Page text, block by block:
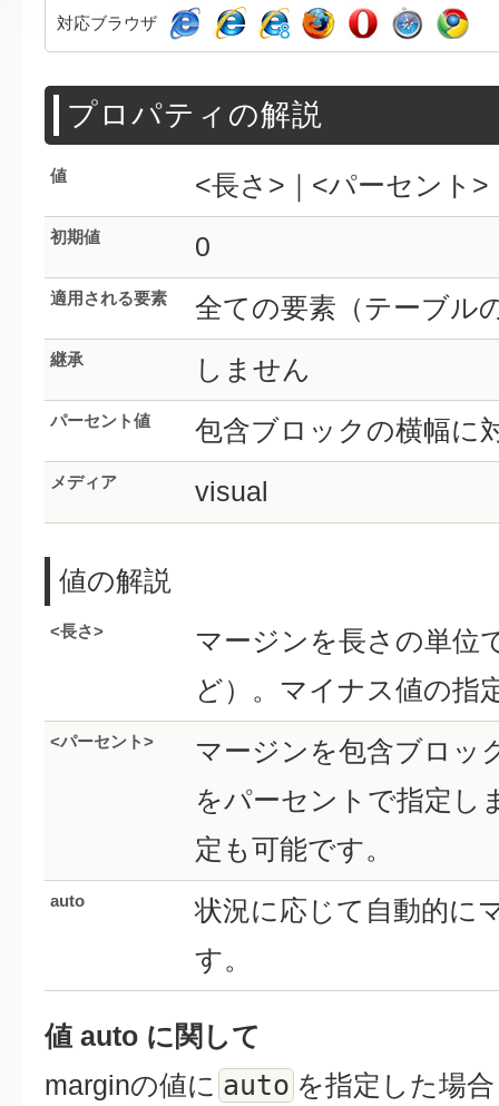
対応ブラウザ
プロパティの解説
値 <長さ>｜<パーセント>
初期値 0
適用される要素 全ての要素（テーブル
継承 しません
パーセント値 包含ブロックの横幅に
メディア visual
値の解説
<長さ>
マージンを長さの単位
ど）。マイナス値の指
<パーセント>
マージンを包含ブロッ
をパーセントで指定し
定も可能です。
auto
状況に応じて自動的に
す。
値 auto に関して
marginの値に auto を指定した場